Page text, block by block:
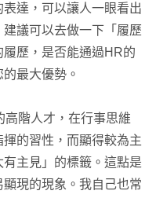
達，可以讓人一眼看出
議可以去做一下「履歷
歷，是否能通過HR的
最大優勢。
階人才，在行事思維
揮的習性，而顯得較為主
主見」的標籤。這點是
現的現象。我自己也常